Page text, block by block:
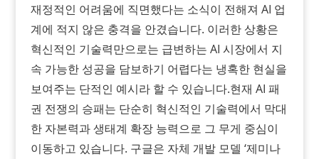
재정적인 어려움에 직면했다는 소식이 전해져 AI 업
계에 적지 않은 충격을 안겼습니다. 이러한 상황은
혁신적인 기술력만으로는 급변하는 AI 시장에서 지
속 가능한 성공을 담보하기 어렵다는 냉혹한 현실을
보여주는 단적인 예시라 할 수 있습니다.​현재 AI 패
권 전쟁의 승패는 단순히 혁신적인 기술력에서 막대
한 자본력과 생태계 확장 능력으로 그 무게 중심이
이동하고 있습니다. 구글은 자체 개발 모델 ‘제미나